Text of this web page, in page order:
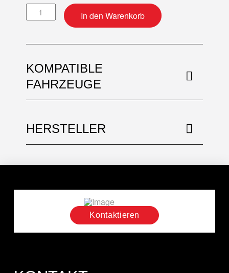
Motordichtsatz MengeIn den Warenkorb
KOMPATIBLE
FAHRZEUGE
HERSTELLER
Kontaktieren